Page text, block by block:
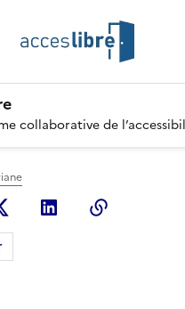
collaborative de
X (anciennement Twitter)
Linkedin